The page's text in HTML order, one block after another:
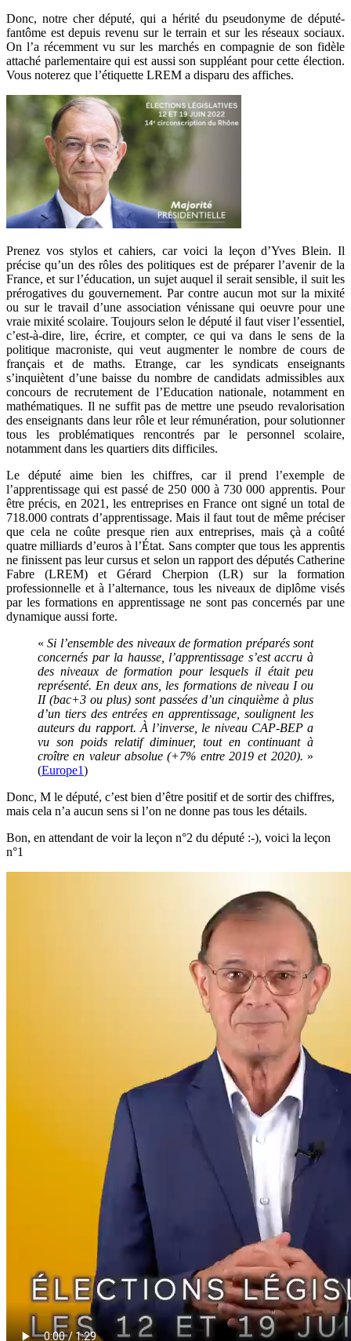
Donc, notre cher député, qui a hérité du pseudonyme de député-
fantôme est depuis revenu sur le terrain et sur les réseaux sociaux.
On l’a récemment vu sur les marchés en compagnie de son fidèle
attaché parlementaire qui est aussi son suppléant pour cette élection.
Vous noterez que l’étiquette LREM a disparu des affiches.
Prenez vos stylos et cahiers, car voici la leçon d’Yves Blein. Il
précise qu’un des rôles des politiques est de préparer l’avenir de la
France, et sur l’éducation, un sujet auquel il serait sensible, il suit les
prérogatives du gouvernement. Par contre aucun mot sur la mixité
ou sur le travail d’une association vénissane qui oeuvre pour une
vraie mixité scolaire. Toujours selon le député il faut viser l’essentiel,
c’est-à-dire, lire, écrire, et compter, ce qui va dans le sens de la
politique macroniste, qui veut augmenter le nombre de cours de
français et de maths. Etrange, car les syndicats enseignants
s’inquiètent d’une baisse du nombre de candidats admissibles aux
concours de recrutement de l’Education nationale, notamment en
mathématiques. Il ne suffit pas de mettre une pseudo revalorisation
des enseignants dans leur rôle et leur rémunération, pour solutionner
tous les problématiques rencontrés par le personnel scolaire,
notamment dans les quartiers dits difficiles.
Le député aime bien les chiffres, car il prend l’exemple de
l’apprentissage qui est passé de 250 000 à 730 000 apprentis. Pour
être précis, en 2021, les entreprises en France ont signé un total de
718.000 contrats d’apprentissage. Mais il faut tout de même préciser
que cela ne coûte presque rien aux entreprises, mais çà a coûté
quatre milliards d’euros à l’État. Sans compter que tous les apprentis
ne finissent pas leur cursus et selon un rapport des députés Catherine
Fabre (LREM) et Gérard Cherpion (LR) sur la formation
professionnelle et à l’alternance, tous les niveaux de diplôme visés
par les formations en apprentissage ne sont pas concernés par une
dynamique aussi forte.
«Si l’ensemble des niveaux de formation préparés sont
concernés par la hausse, l’apprentissage s’est accru à
des niveaux de formation pour lesquels il était peu
représenté. En deux ans, les formations de niveau I ou
II (bac+3 ou plus) sont passées d’un cinquième à plus
d’un tiers des entrées en apprentissage, soulignent les
auteurs du rapport. À l’inverse, le niveau CAP-BEP a
vu son poids relatif diminuer, tout en continuant à
croître en valeur absolue (+7% entre 2019 et 2020). »
(Europe1)
Donc, M le député, c’est bien d’être positif et de sortir des chiffres,
mais cela n’a aucun sens si l’on ne donne pas tous les détails.
Bon, en attendant de voir la leçon n°2 du député :-), voici la leçon
n°1